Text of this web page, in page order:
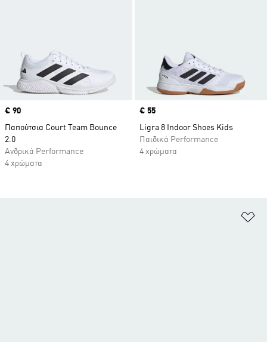
Price
€ 90
Παπούτσια Court Team Bounce
2.0
Ανδρικά Performance
4 χρώματα
Price
€ 55
Ligra 8 Indoor Shoes Kids
Παιδικά Performance
4 χρώματα